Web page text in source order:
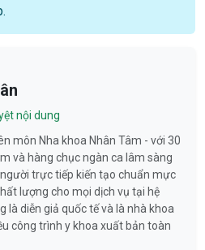
nội dung
môn Nha khoa Nhân Tâm - với 30
và hàng chục ngàn ca lâm sàng
trực tiếp kiến tạo chuẩn mực
lượng cho mọi dịch vụ tại hệ
là diễn giả quốc tế và là nhà khoa
công trình y khoa xuất bản toàn